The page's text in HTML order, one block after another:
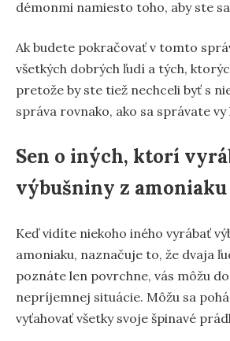
démonmi namiesto toho, aby ste
Ak budete pokračovať v tomto
všetkých dobrých ľudí a tých,
pretože by ste tiež nechceli byť s
správa rovnako, ako sa správate vy
Sen o iných, ktorí
výbušniny z amoniaku
Keď vidíte niekoho iného vyrábať
amoniaku, naznačuje to, že dvaja
poznáte len povrchne, vás môžu
nepríjemnej situácie. Môžu sa
vyťahovať všetky svoje špinavé